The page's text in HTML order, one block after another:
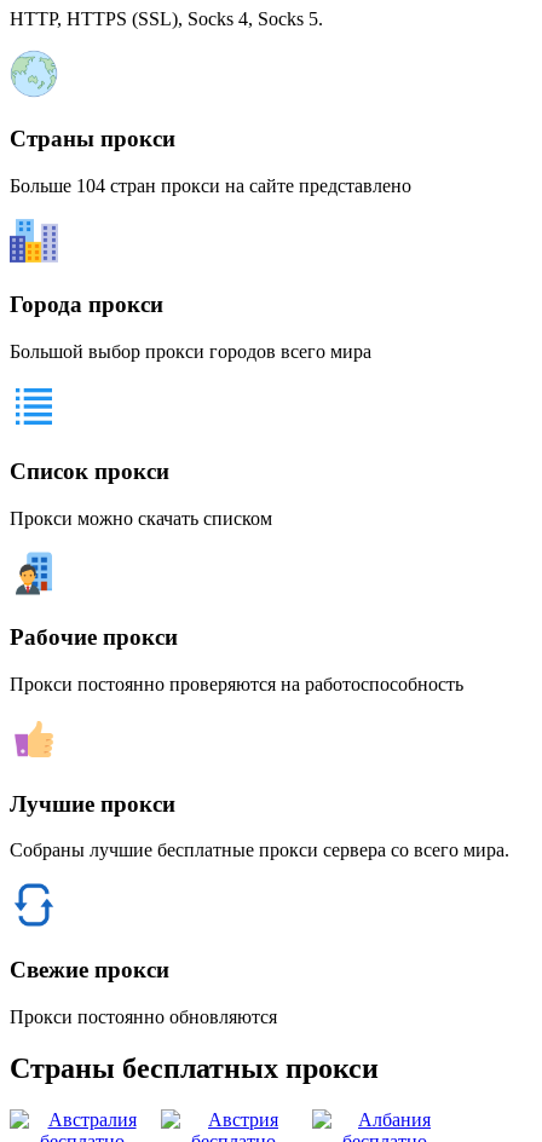
HTTP, HTTPS (SSL), Socks 4, Socks 5.
Страны прокси
Больше 104 стран прокси на сайте представлено
Города прокси
Большой выбор прокси городов всего мира
Список прокси
Прокси можно скачать списком
Рабочие прокси
Прокси постоянно проверяются на работоспособность
Лучшие прокси
Собраны лучшие бесплатные прокси сервера со всего мира.
Свежие прокси
Прокси постоянно обновляются
Страны бесплатных прокси